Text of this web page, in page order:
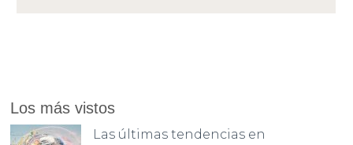
Los más vistos
Las últimas tendencias en